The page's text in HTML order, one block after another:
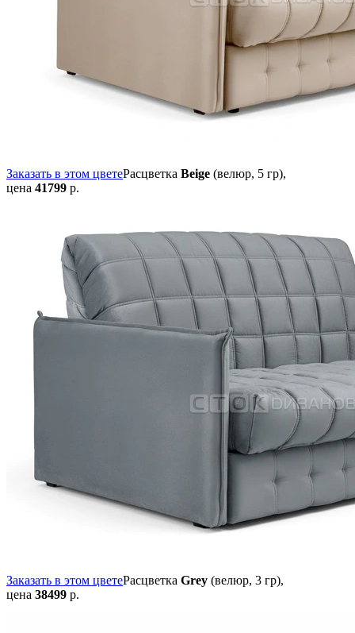
Заказать в этом цветеРасцветка Beige (велюр, 5 гр),
цена 41799 р.
Заказать в этом цветеРасцветка Grey (велюр, 3 гр),
цена 38499 р.